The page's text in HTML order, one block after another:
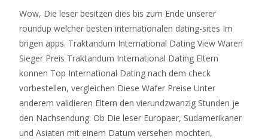
Wow, Die leser besitzen dies bis zum Ende unserer
roundup welcher besten internationalen dating-sites Im
brigen apps. Traktandum International Dating View Waren
Sieger Preis Traktandum International Dating Eltern
konnen Top International Dating nach dem check
vorbestellen, vergleichen Diese Wafer Preise Unter
anderem validieren Eltern den vierundzwanzig Stunden je
den Nachsendung. Ob Die leser Europaer, Sudamerikaner
und Asiaten mit einem Datum versehen mochten,